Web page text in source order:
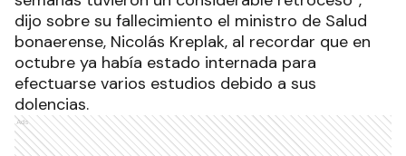
dijo sobre su fallecimiento el ministro de Salud
bonaerense, Nicolás Kreplak, al recordar que en
octubre ya había estado internada para
efectuarse varios estudios debido a sus
dolencias.
Ads